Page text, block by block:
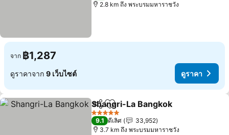
2.8 km ถึง พระบรมมหาราชวัง
จาก ฿1,287
ดูราคาจาก 9 เว็บไซต์ ดูราคา
แชร์ เพิ่มในรายการโปรด
Shangri-La Bangkok
5 ดาว
9.1 ดีเลิศ
33,952
3.7 km ถึง พระบรมมหาราชวัง